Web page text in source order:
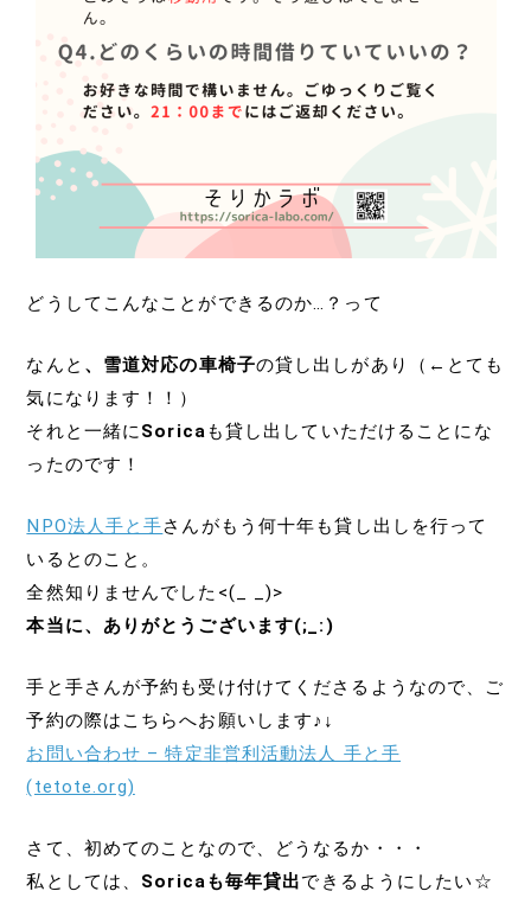
どうしてこんなことができるのか…？って
なんと 、雪道対応の車椅子の貸し出しがあり（←とても
気になります！！）
それと一緒にSoricaも貸し出していただけることにな
ったのです！
NPO法人手と手さんがもう何十年も貸し出しを行って
いるとのこと。
全然知りませんでした<(_ _)>
本当に、ありがとうございます(;_:)
手と手さんが予約も受け付けてくださるようなので、ご
予約の際はこちらへお願いします♪↓
お問い合わせ – 特定非営利活動法人 手と手
(tetote.org)
さて、初めてのことなので、どうなるか・・・
私としては、 Soricaも毎年貸出できるようにしたい☆